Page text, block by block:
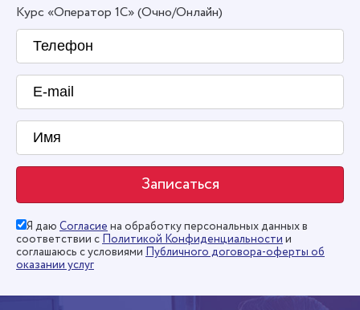
Курс «Оператор 1С» (Очно/Онлайн)
Я даю Согласиена обработку персональных данных в
соответствии сПолитикой Конфиденциальностии
соглашаюсь с условиями Публичного договора-оферты об
оказании услуг